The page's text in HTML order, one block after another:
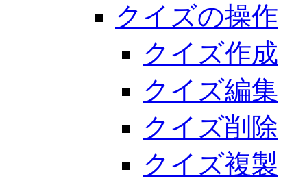
クイズの操作
クイズ作成
クイズ編集
クイズ削除
クイズ複製